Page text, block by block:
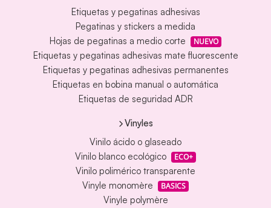
Etiquetas y pegatinas adhesivas
Pegatinas y stickers a medida
Hojas de pegatinas a medio corte
NUEVO
Etiquetas y pegatinas adhesivas mate fluorescente
Etiquetas y pegatinas adhesivas permanentes
Etiquetas en bobina manual o automática
Etiquetas de seguridad ADR
Vinyles
Vinilo ácido o glaseado
Vinilo blanco ecológico
ECO+
Vinilo polimérico transparente
Vinyle monomère
BASICS
Vinyle polymère